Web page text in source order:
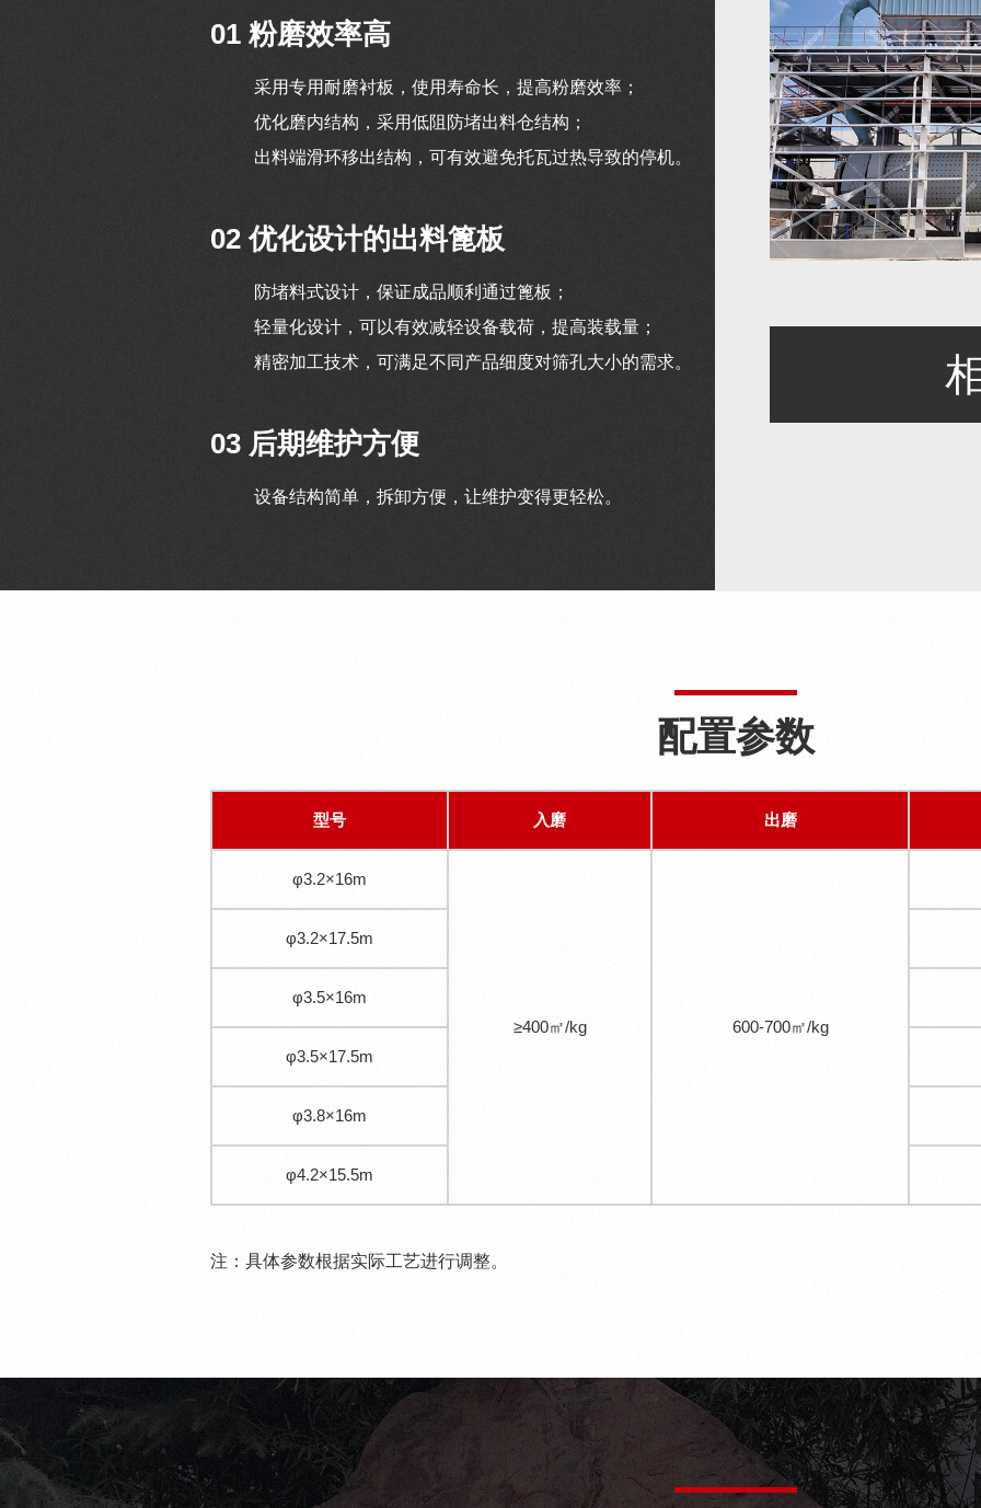
01 粉磨效率高
采用专用耐磨衬板，使用寿命长，提高粉磨效率；
优化磨内结构，采用低阻防堵出料仓结构；
出料端滑环移出结构，可有效避免托瓦过热导致的停机。
02 优化设计的出料篦板
防堵料式设计，保证成品顺利通过篦板；
轻量化设计，可以有效减轻设备载荷，提高装载量；
精密加工技术，可满足不同产品细度对筛孔大小的需求。
03 后期维护方便
设备结构简单，拆卸方便，让维护变得更轻松。
配置参数
型号 入磨 出磨
φ3.2×16m
≥400㎡/kg 600-700㎡/kg
φ3.2×17.5m
φ3.5×16m
φ3.5×17.5m
φ3.8×16m
φ4.2×15.5m
注：具体参数根据实际工艺进行调整。